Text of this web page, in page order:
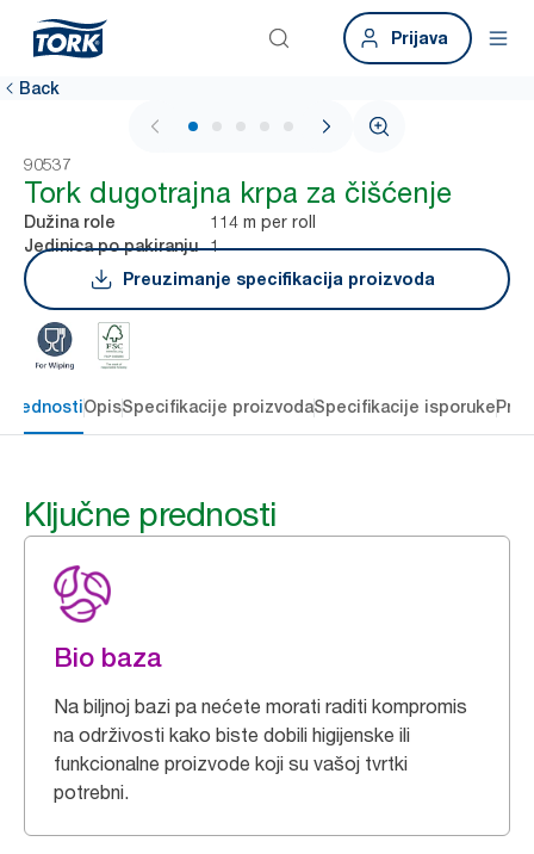
Prijava
Back
1 / 6
90537
Tork dugotrajna krpa za čišćenje
Dužina role 114 m per roll
Jedinica po pakiranju
1
Preuzimanje specifikacija proizvoda
prednostiOpisSpecifikacije proizvodaSpecifikacije isporuke
Ključne prednosti
Bio baza
Na biljnoj bazi pa nećete morati raditi kompromis
na održivosti kako biste dobili higijenske ili
funkcionalne proizvode koji su vašoj tvrtki
potrebni.